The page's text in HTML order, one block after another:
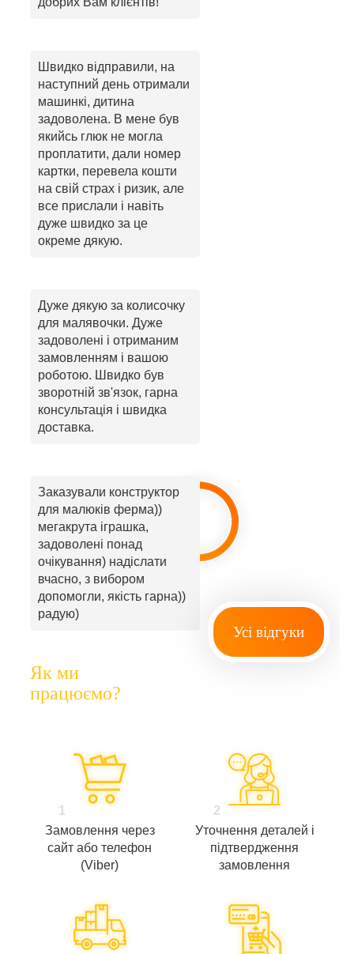
Швидко відправили, на
наступний день отримали
машинкі, дитина
задоволена. В мене був
якийсь глюк не могла
проплатити, дали номер
картки, перевела кошти
на свій страх і ризик, але
все прислали і навіть
дуже швидко за це
окреме дякую.
Дуже дякую за колисочку
для малявочки. Дуже
задоволені і отриманим
замовленням і вашою
роботою. Швидко був
зворотній зв'язок, гарна
консультація і швидка
доставка.
Заказували конструктор
для малюків ферма))
мегакрута іграшка,
задоволені понад
очікування) надіслати
вчасно, з вибором
допомогли, якість гарна))
радую)
Усі відгуки
Як ми
працюємо?
1
Замовлення через
сайт або телефон
(Viber)
2
Уточнення деталей і
підтвердження
замовлення